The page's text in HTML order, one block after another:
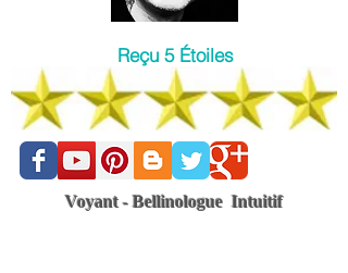
Reçu 5 Étoiles
Voyant - Bellinologue Intuitif